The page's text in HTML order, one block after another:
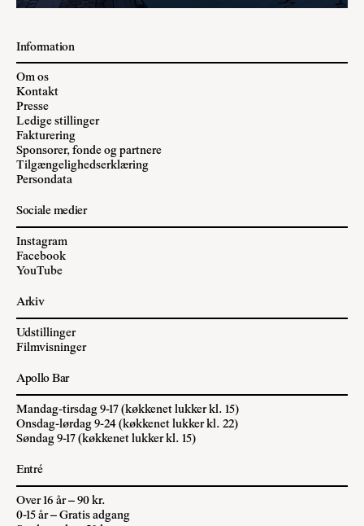
Information
Om os
Kontakt
Presse
Ledige stillinger
Fakturering
Sponsorer, fonde og partnere
Tilgængelighedserklæring
Persondata
Sociale medier
Instagram
Facebook
YouTube
Arkiv
Udstillinger
Filmvisninger
Apollo Bar
Mandag-tirsdag 9-17 (køkkenet lukker kl. 15)
Onsdag-lørdag 9-24 (køkkenet lukker kl. 22)
Søndag 9-17 (køkkenet lukker kl. 15)
Entré
Over 16 år – 90 kr.
0-15 år – Gratis adgang